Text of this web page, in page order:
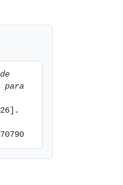
para